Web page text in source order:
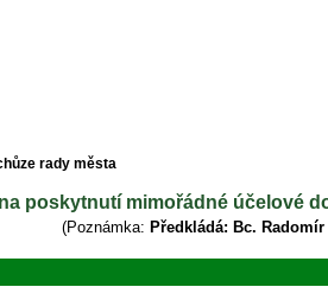
rady města
poskytnutí mimořádné účelové
(Poznámka: Předkládá: Bc.